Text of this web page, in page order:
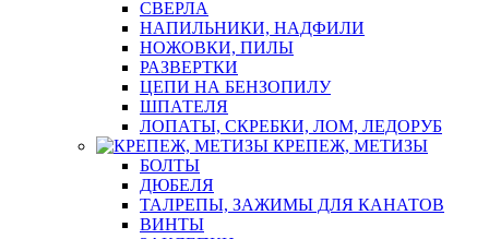
СВЕРЛА
НАПИЛЬНИКИ, НАДФИЛИ
НОЖОВКИ, ПИЛЫ
РАЗВЕРТКИ
ЦЕПИ НА БЕНЗОПИЛУ
ШПАТЕЛЯ
ЛОПАТЫ, СКРЕБКИ, ЛОМ, ЛЕДОРУБ
КРЕПЕЖ, МЕТИЗЫ
БОЛТЫ
ДЮБЕЛЯ
ТАЛРЕПЫ, ЗАЖИМЫ ДЛЯ КАНАТОВ
ВИНТЫ